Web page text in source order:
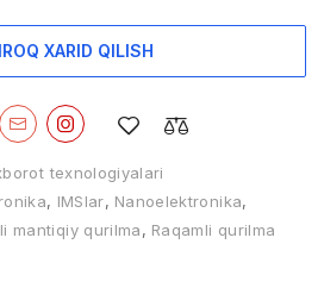
XARID QILISH
texnologiyalari
, IMSlar, Nanoelektronika,
mantiqiy qurilma, Raqamli qurilma